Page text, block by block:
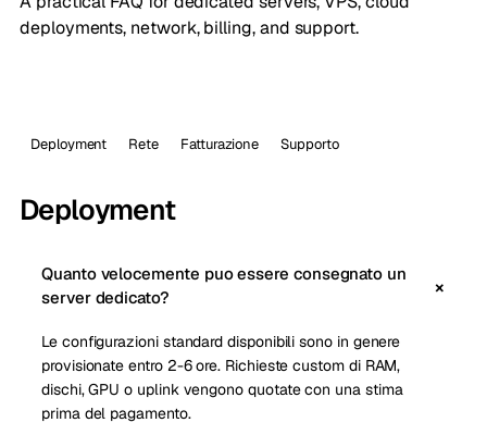
deployments, network, billing, and support.
Deployment Rete Fatturazione Supporto
Deployment
Quanto velocemente puo essere consegnato un
server dedicato?
Le configurazioni standard disponibili sono in genere
provisionate entro 2-6 ore. Richieste custom di RAM,
dischi, GPU o uplink vengono quotate con una stima
prima del pagamento.